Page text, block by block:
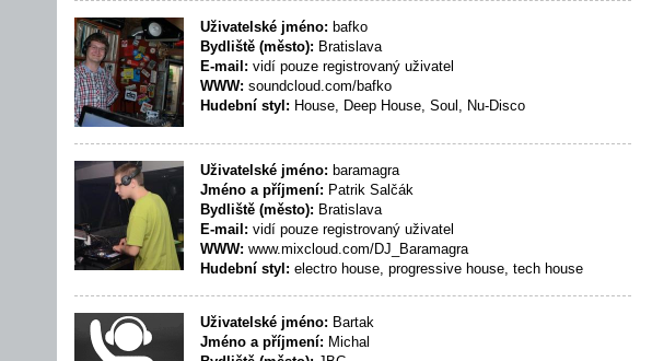
Uživatelské jméno: bafko
Bydliště (město): Bratislava
E-mail: vidí pouze registrovaný uživatel
WWW: soundcloud.com/bafko
Hudební styl: House, Deep House, Soul, Nu-Disco
Uživatelské jméno: baramagra
Jméno a příjmení: Patrik Salčák
Bydliště (město): Bratislava
E-mail: vidí pouze registrovaný uživatel
WWW: www.mixcloud.com/DJ_Baramagra
Hudební styl: electro house, progressive house, tech house
Uživatelské jméno: Bartak
Jméno a příjmení: Michal